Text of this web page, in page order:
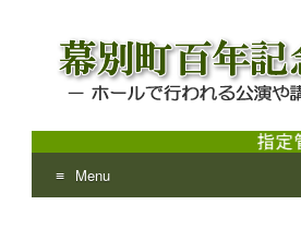
幕別町百年
ホールで行われる公演や講座のご
Menu